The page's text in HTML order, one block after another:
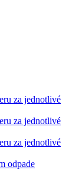
za jednotlivé
za jednotlivé
za jednotlivé
odpade